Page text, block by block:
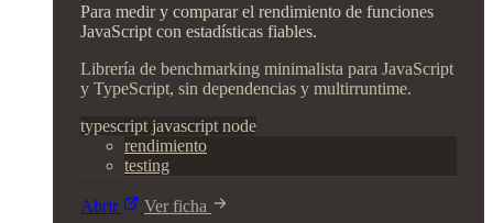
Para medir y comparar el rendimiento de funciones
JavaScript con estadísticas fiables.
Librería de benchmarking minimalista para JavaScript
y TypeScript, sin dependencias y multirruntime.
typescript javascript node
rendimiento
testing
Abrir Ver ficha